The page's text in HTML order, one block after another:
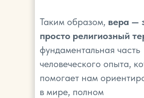
Таким образом, вера —
просто религиозный
фундаментальная часть
человеческого опыта,
помогает нам
в мире, полном